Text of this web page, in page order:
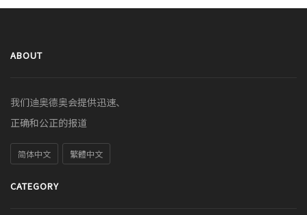
ABOUT
我们迪奥德奥会提供迅速、
正确和公正的报道
简体中文 繁體中文
CATEGORY